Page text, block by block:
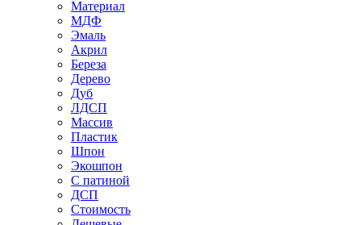
Материал
МДФ
Эмаль
Акрил
Береза
Дерево
Дуб
ЛДСП
Массив
Пластик
Шпон
Экошпон
С патиной
ДСП
Стоимость